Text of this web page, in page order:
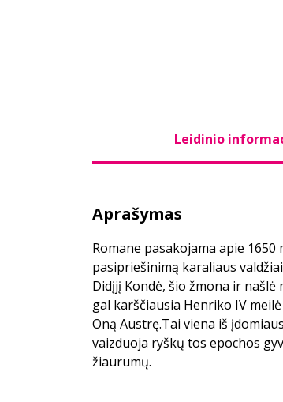
Leidinio
Aprašymas
Romane pasakojama apie
pasipriešinimą karaliaus
Didįjį Kondė, šio žmona ir
gal karščiausia Henriko IV
Oną Austrę.Tai viena iš
vaizduoja ryškų tos epochos
žiaurumų.